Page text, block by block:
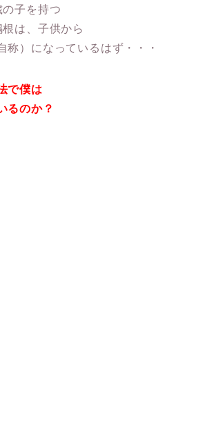
子を持つ
は、子供から
称）になっているはず・・・
で僕は
るのか？